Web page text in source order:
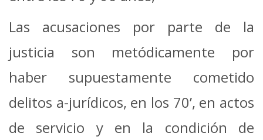
Las acusaciones por parte de la
justicia son metódicamente por
haber supuestamente cometido
delitos a-jurídicos, en los 70’, en actos
de servicio y en la condición de